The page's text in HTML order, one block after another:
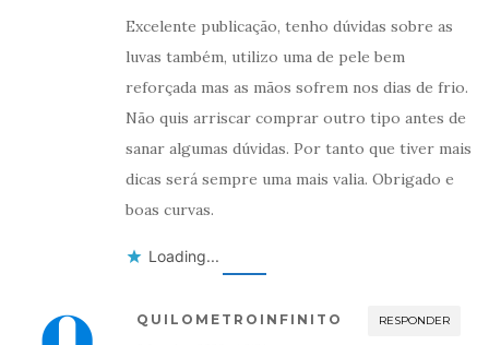
Excelente publicação, tenho dúvidas sobre as
luvas também, utilizo uma de pele bem
reforçada mas as mãos sofrem nos dias de frio.
Não quis arriscar comprar outro tipo antes de
sanar algumas dúvidas. Por tanto que tiver mais
dicas será sempre uma mais valia. Obrigado e
boas curvas.
Loading...
QUILOMETROINFINITO RESPONDER